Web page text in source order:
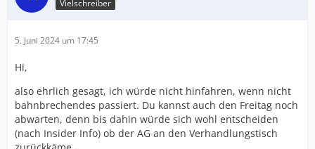
Vielschreiber
5. Juni 2024 um 17:45
Hi,
also ehrlich gesagt, ich würde nicht hinfahren, wenn nicht
bahnbrechendes passiert. Du kannst auch den Freitag noch
abwarten, denn bis dahin würde sich wohl entscheiden
(nach Insider Info) ob der AG an den Verhandlungstisch